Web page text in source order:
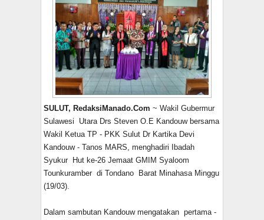
SULUT, RedaksiManado.Com ~ Wakil Gubermur
Sulawesi Utara Drs Steven O.E Kandouw bersama
Wakil Ketua TP - PKK Sulut Dr Kartika Devi
Kandouw - Tanos MARS, menghadiri Ibadah
Syukur Hut ke-26 Jemaat GMIM Syaloom
Tounkuramber di Tondano Barat Minahasa Minggu
(19/03).
Dalam sambutan Kandouw mengatakan pertama -